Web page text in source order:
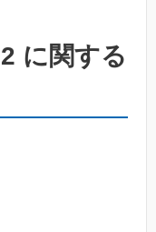
に関する